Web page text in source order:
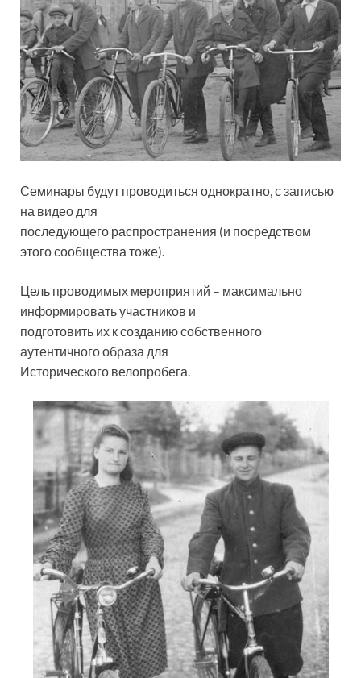
Семинары будут проводиться однократно, с записью
на видео для
последующего распространения (и посредством
этого сообщества тоже).
Цель проводимых мероприятий – максимально
информировать участников и
подготовить их к созданию собственного
аутентичного образа для
Исторического велопробега.